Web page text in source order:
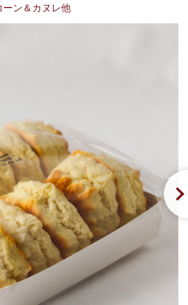
ーン＆カヌレ他